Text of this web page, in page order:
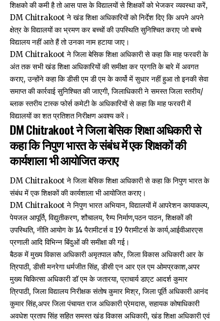
शिक्षको की कमी है तो आस पास के विद्यालयों से शिक्षकों को भेजकर व्यवस्था करें,
DM Chitrakoot ने खंड शिक्षा अधिकारियों को निर्देश दिए कि अपने अपने
क्षेत्र के विद्यालयों का भ्रमण कर बच्चों की उपस्थिति सुनिश्चित कराए जो बच्चे
विद्यालय नहीं आते हैं तो उनका नाम हटाया जाए।
DM Chitrakoot ने जिला बेसिक शिक्षा अधिकारी से कहा कि माह फरवरी के
अंत तक सभी खंड शिक्षा अधिकारियों की समीक्षा कर प्रगति के बारे में अवगत
कराए, उन्होंने कहा कि डीसी एम डी एम के कार्यो में सुधार नहीं हुआ तो इनकी सेवा
समाप्त की कार्रवाई सुनिश्चित की जाएगी, जिलाधिकारी ने समस्त जिला स्तरीय/
ब्लाक स्तरीय टास्क फोर्स कमेटी के अधिकारियों से कहा कि माह फरवरी में
विद्यालयों का शत प्रतिशत निरीक्षण अवश्य करें।
DM Chitrakoot ने जिला बेसिक शिक्षा अधिकारी से
कहा कि निपुण भारत के संबंध में एक शिक्षकों की
कार्यशाला भी आयोजित कराए
DM Chitrakoot ने जिला बेसिक शिक्षा अधिकारी से कहा कि निपुण भारत के
संबंध में एक शिक्षकों की कार्यशाला भी आयोजित कराए।
DM Chitrakoot ने निपुण भारत अभियान, विद्यालयों में आपरेशन कायाकल्प,
पेयजल आपूर्ति, विद्युतीकरण, शौचालय, रैम्प निर्माण,पठन पाठन, शिक्षकों की
उपस्थिति, नीति आयोग के 14 पैरामीटर्स व 19 पैरामीटर्स के कार्य,आईवीआरएस
प्रणाली आदि विभिन्न बिंदुओं की समीक्षा की गई।
बैठक में मुख्य विकास अधिकारी अमृतपाल कौर, जिला विकास अधिकारी आर के
त्रिपाठी, डीसी मनरेगा धर्मजीत सिंह, डीसी एन आर एल एम ओमप्रकाश,अपर
मुख्य चिकित्सा अधिकारी डॉ एम के जतारया, प्राचार्य डाएट आदर्श कुमार
त्रिपाठी, जिला विद्यालय निरीक्षक संतोष कुमार मिश्र, जिला पूर्ति अधिकारी आनंद
कुमार सिंह,अपर जिला पंचायत राज अधिकारी प्रेमदास, सहायक कोषाधिकारी
अवधेश प्रताप सिंह सहित समस्त खंड विकास अधिकारी, खंड शिक्षा अधिकारी एवं